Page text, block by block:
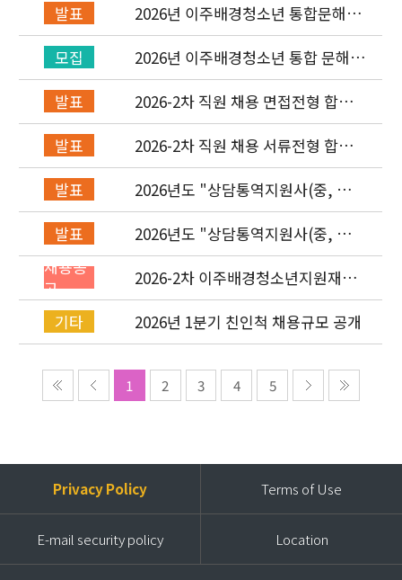
발표
2026년 이주배경청소년 통합문해력
교육지원사업 수행기관 선정 결과 발
표
모집
2026년 이주배경청소년 통합 문해력
교육지원 사업 위탁기관 신청 공고
발표
2026-2차 직원 채용 면접전형 합격
자 발표 및 적격심사 안내
발표
2026-2차 직원 채용 서류전형 합격
자 발표 및 면접전형 안내
발표
2026년도 "상담통역지원사(중, 베,
러, 몽)" 면접심사 합격자 발표
발표
2026년도 "상담통역지원사(중, 베,
러, 몽)" 서류심사 합격자 발표
채용공
고
2026-2차 이주배경청소년지원재단
직원(기획운영실/사업운영부/개발
협력부) 채용공고 (~4/26)
기타 2026년 1분기 친인척 채용규모 공개
1 2 3 4 5
Privacy Policy Terms of Use
E-mail security policy Location